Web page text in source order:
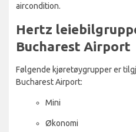
aircondition.
Hertz
Bucharest Airport
Følgende kjøretøygrupper er
Bucharest Airport:
Mini
Økonomi